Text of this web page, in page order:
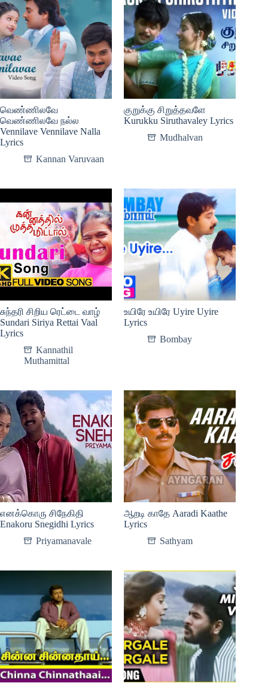
வெண்ணிலவே
வெண்ணிலவே நல்ல
Vennilave Vennilave Nalla
Lyrics
Kannan Varuvaan
குறுக்கு சிறுத்தவளே
Kurukku Siruthavaley Lyrics
Mudhalvan
சுந்தரி சிறிய ரெட்டை வாழ்
Sundari Siriya Rettai Vaal
Lyrics
Kannathil
Muthamittal
உயிரே உயிரே Uyire Uyire
Lyrics
Bombay
எனக்கொரு சிநேகிதி
Enakoru Snegidhi Lyrics
Priyamanavale
ஆறடி காதே Aaradi Kaathe
Lyrics
Sathyam